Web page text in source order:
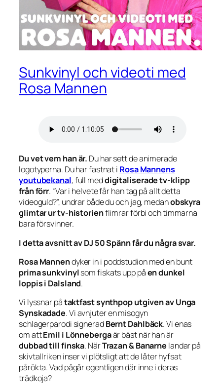
Sunkvinyl och videoti med
Rosa Mannen
Du vet vem han är. Du har sett de animerade
logotyperna. Du har fastnat i Rosa Mannens
youtubekanal, full meddigitaliserade tv-klipp
från förr. “Var i helvete får han tag på allt detta
videoguld?”, undrar både du och jag, medanobskyra
glimtar ur tv-historienflimrar förbi och timmarna
bara försvinner.
I detta avsnitt av DJ 50 Spänn får du några svar.
Rosa Mannendyker in i poddstudion med en bunt
prima sunkvinylsom fiskats upp påen dunkel
loppis i Dalsland.
Vi lyssnar påtaktfast synthpop utgiven av Unga
Synskadade. Vi avnjuter en misogyn
schlagerparodi signeradBernt Dahlbäck. Vi enas
om attEmil i Lönnebergaär bäst när han är
dubbad till finska. NärTrazan & Banarne landar på
skivtallriken inser vi plötsligt att de låter hyfsat
pårökta. Vad pågår egentligen där inne i deras
trädkoja?